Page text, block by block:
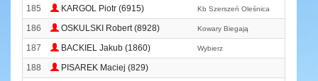
185 KARGOL Piotr (6915) Kb Szerszeń Oleśnica
186 OSKULSKI Robert (8928) Kowary Biegają
187 BACKIEL Jakub (1860) Wybierz
188
PISAREK Maciej (829)